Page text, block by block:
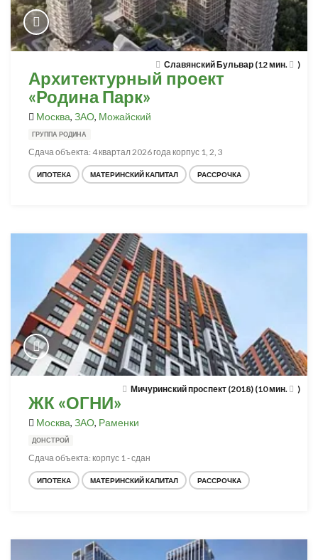
Славянский Бульвар (12 мин. )
Архитектурный проект
«Родина Парк»
Москва, ЗАО, Можайский
ГРУППА РОДИНА
Сдача объекта: 4 квартал 2026 года корпус 1, 2, 3
ИПОТЕКА МАТЕРИНСКИЙ КАПИТАЛ РАССРОЧКА
Мичуринский проспект (2018) (10 мин. )
ЖК «ОГНИ»
Москва, ЗАО, Раменки
ДОНСТРОЙ
Сдача объекта: корпус 1 - сдан
ИПОТЕКА МАТЕРИНСКИЙ КАПИТАЛ РАССРОЧКА